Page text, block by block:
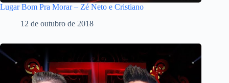
Lugar Bom Pra Morar – Zé Neto e Cristiano
12 de outubro de 2018